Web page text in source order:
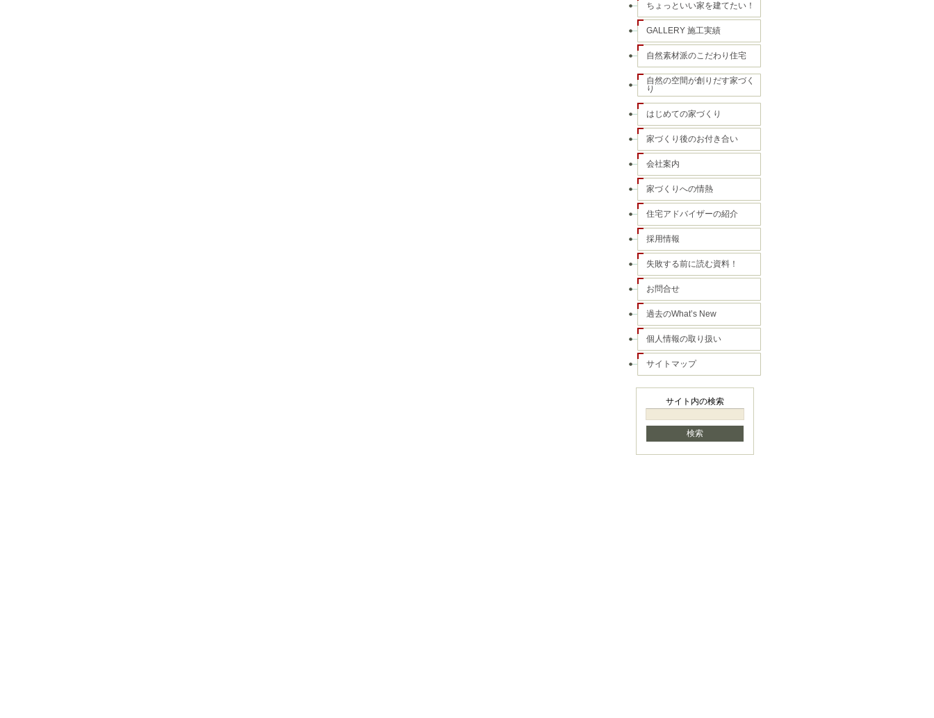
ちょっといい家を建てたい！
GALLERY 施工実績
自然素材派のこだわり住宅
自然の空間が創りだす家づく
り
はじめての家づくり
家づくり後のお付き合い
会社案内
家づくりへの情熱
住宅アドバイザーの紹介
採用情報
失敗する前に読む資料！
お問合せ
過去のWhat’s New
個人情報の取り扱い
サイトマップ
サイト内の検索